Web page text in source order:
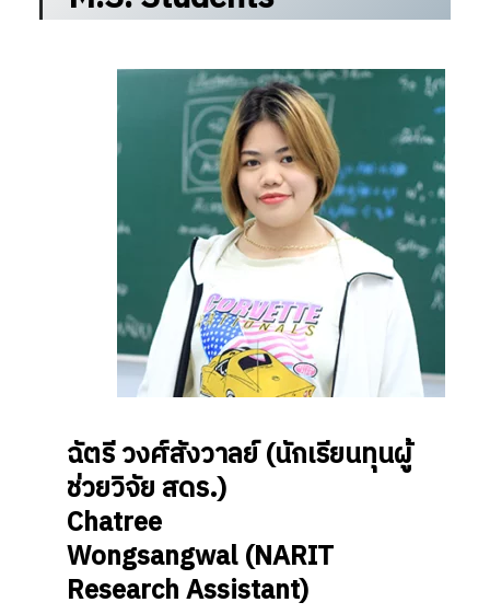
Search
ฉัตรี วงศ์สังวาลย์(นักเรียนทุนผู้
ช่วยวิจัย สดร.)
Chatree
Wongsangwal(NARIT
Research Assistant)